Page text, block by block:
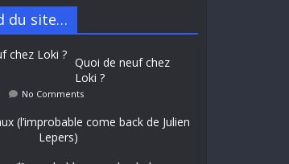
du site…
Quoi de neuf chez
Loki ?
No Comments